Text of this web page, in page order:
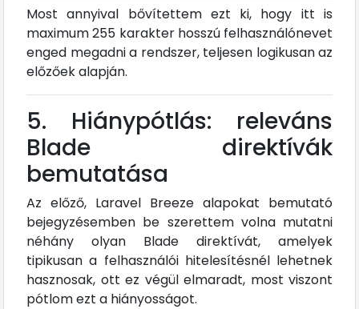
Most annyival bővítettem ezt ki, hogy itt is
maximum 255 karakter hosszú felhasználónevet
enged megadni a rendszer, teljesen logikusan az
előzőek alapján.
5. Hiánypótlás: releváns
Blade direktívák
bemutatása
Az előző, Laravel Breeze alapokat bemutató
bejegyzésemben be szerettem volna mutatni
néhány olyan Blade direktívát, amelyek
tipikusan a felhasználói hitelesítésnél lehetnek
hasznosak, ott ez végül elmaradt, most viszont
pótlom ezt a hiányosságot.